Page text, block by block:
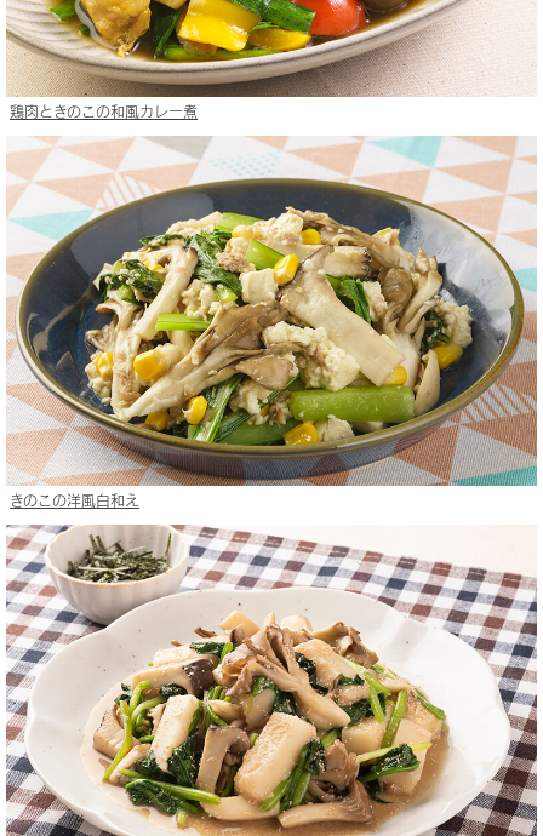
鶏肉ときのこの和風カレー煮
きのこの洋風白和え